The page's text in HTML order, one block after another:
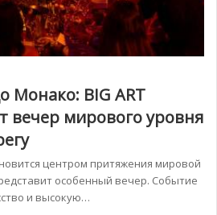
Монако: BIG ART
вечер мирового уровня
центром притяжения мировой
особенный вечер. Событие
и высокую…